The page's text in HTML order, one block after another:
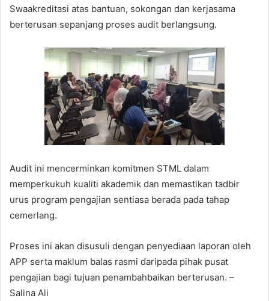
Swaakreditasi atas bantuan, sokongan dan kerjasama
berterusan sepanjang proses audit berlangsung.
Audit ini mencerminkan komitmen STML dalam
memperkukuh kualiti akademik dan memastikan tadbir
urus program pengajian sentiasa berada pada tahap
cemerlang.
Proses ini akan disusuli dengan penyediaan laporan oleh
APP serta maklum balas rasmi daripada pihak pusat
pengajian bagi tujuan penambahbaikan berterusan. –
Salina Ali